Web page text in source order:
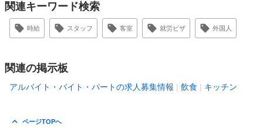
関連キーワード検索
時給 スタッフ 客室 就労ビザ 外国人
関連の掲示板
アルバイト・バイト・パートの求人募集情報 飲食 キッチン
ページTOPへ